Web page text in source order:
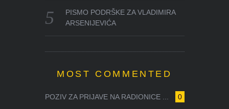
PISMO PODRŠKE ZA VLADIMIRA
ARSENIJEVIĆA
MOST COMMENTED
0
POZIV ZA PRIJAVE NA RADIONICE ...